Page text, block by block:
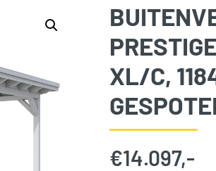
XL/C,
€14.097,-